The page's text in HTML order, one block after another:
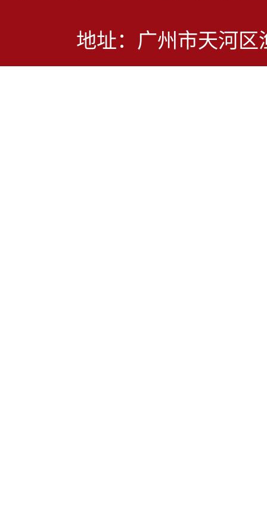
地址：广州市天河